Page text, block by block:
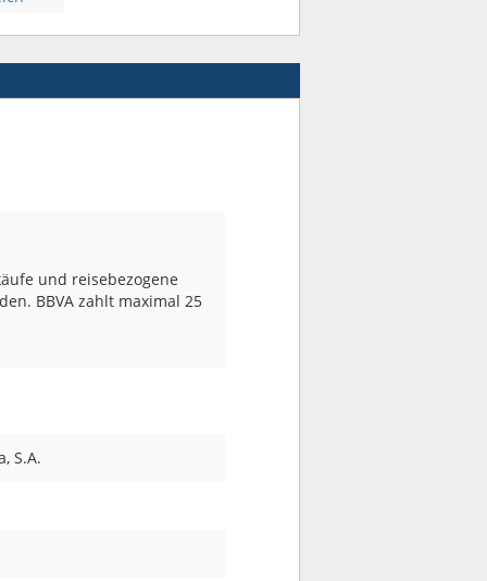
und reisebezogene
BBVA zahlt maximal 25
S.A.